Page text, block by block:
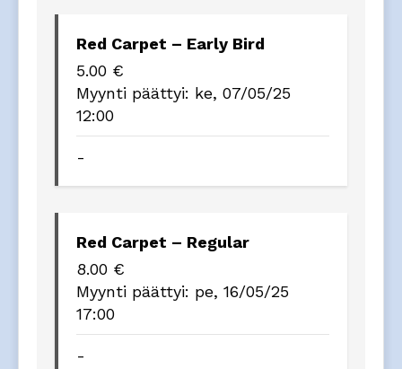
Red Carpet – Early Bird
5.00 €
Myynti päättyi: ke, 07/05/25
12:00
-
Red Carpet – Regular
8.00 €
Myynti päättyi: pe, 16/05/25
17:00
-